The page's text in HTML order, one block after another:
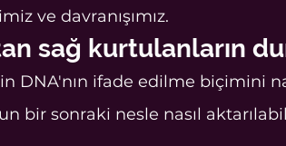
ve davranışımız.
sağ kurtulanların
bir sonraki nesle nasıl